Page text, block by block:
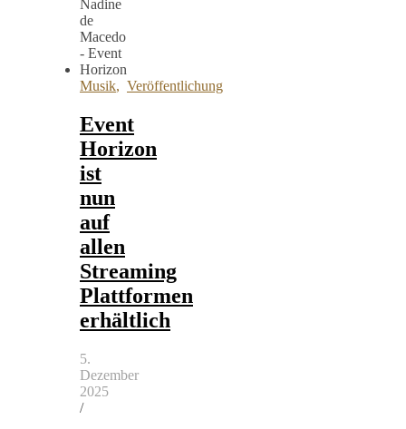
Musik, Veröffentlichung
Event
Horizon
ist
nun
auf
allen
Streaming
Plattformen
erhältlich
5.
Dezember
2025
/